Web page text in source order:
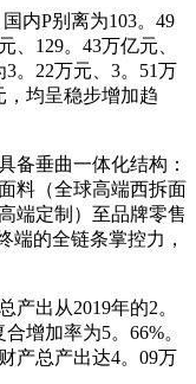
内P别离为103。49
、129。43万亿元、
。22万元、3。51万
，均呈稳步增加趋
垂曲一体化结构：
料（全球高端西拆面
端定制）至品牌零售
端的全链条掌控力，
出从2019年的2。
增加率为5。66%。
产总产出达4。09万